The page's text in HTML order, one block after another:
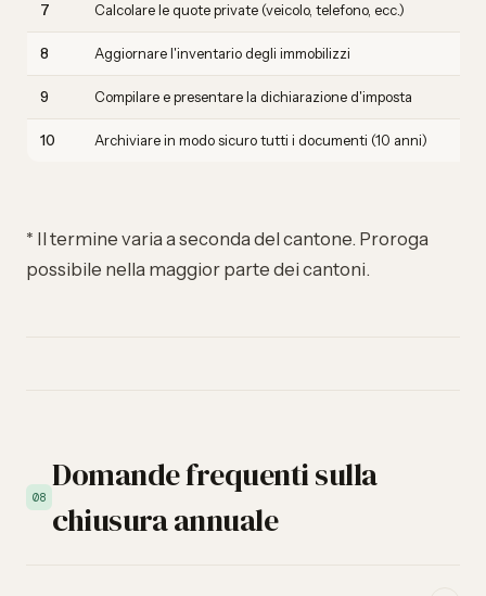
7 Calcolare le quote private (veicolo, telefono, ecc.)
8 Aggiornare l'inventario degli immobilizzi
9 Compilare e presentare la dichiarazione d'imposta
10 Archiviare in modo sicuro tutti i documenti (10 anni)
* Il termine varia a seconda del cantone. Proroga
possibile nella maggior parte dei cantoni.
08
Domande frequenti sulla
chiusura annuale